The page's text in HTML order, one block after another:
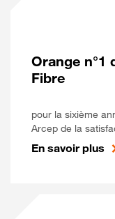
Orange n°1
Fibre
pour la sixième
Arcep de la
En savoir plus